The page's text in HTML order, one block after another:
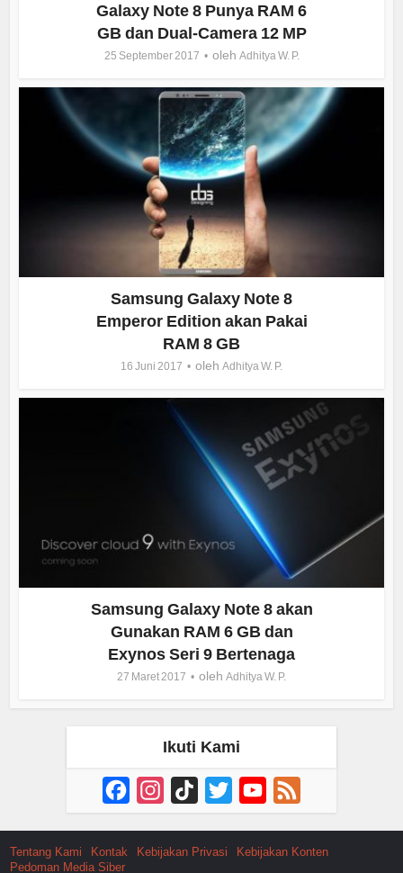
Galaxy Note 8 Punya RAM 6
GB dan Dual-Camera 12 MP
25 September 2017 oleh Adhitya W. P.
Samsung Galaxy Note 8
Emperor Edition akan Pakai
RAM 8 GB
16 Juni 2017 oleh Adhitya W. P.
Samsung Galaxy Note 8 akan
Gunakan RAM 6 GB dan
Exynos Seri 9 Bertenaga
27 Maret 2017 oleh Adhitya W. P.
Ikuti Kami
FacebookInstagram
TikTok Twitter YouTube
Channel
Tentang Kami Kontak Kebijakan Privasi
Kebijakan Konten
Pedoman Media Siber